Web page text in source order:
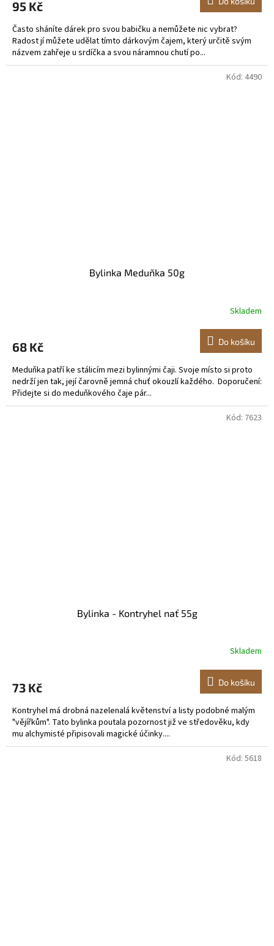
95 Kč
Často sháníte dárek pro svou babičku a nemůžete nic vybrat?
Radost jí můžete udělat tímto dárkovým čajem, který určitě svým
názvem zahřeje u srdíčka a svou náramnou chutí po...
Bylinka Meduňka 50g
Skladem
68 Kč Do košíku
Meduňka patří ke stálicím mezi bylinnými čaji. Svoje místo si proto
nedrží jen tak, její čarovně jemná chuť okouzlí každého. Doporučení:
Přidejte si do meduňkového čaje pár...
Kód: 4490
Bylinka - Kontryhel nať 55g
Skladem
73 Kč Do košíku
Kontryhel má drobná nazelenalá květenství a listy podobné malým
"vějířkům". Tato bylinka poutala pozornost již ve středověku, kdy
mu alchymisté připisovali magické účinky....
Kód: 7623
Kód: 5618